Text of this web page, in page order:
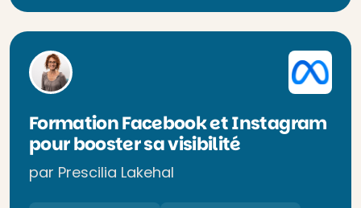
Formation Facebook et Instagram
pour booster sa visibilité
par Prescilia Lakehal